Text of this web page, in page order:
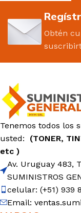
Obtén
Tenemos todos los
usted: (TONER,
etc )
Av. Uruguay 483,
SUMINISTROS
celular: (+51) 939
Email: